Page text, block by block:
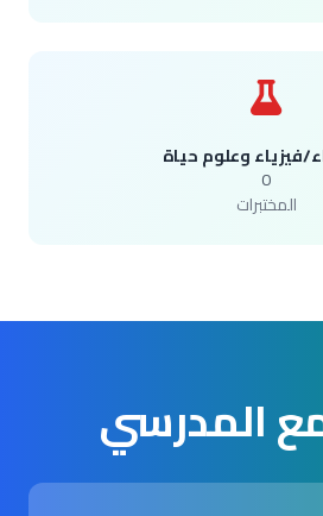
فيزياء وعلوم حياة
0
المختبرات
المدرسي